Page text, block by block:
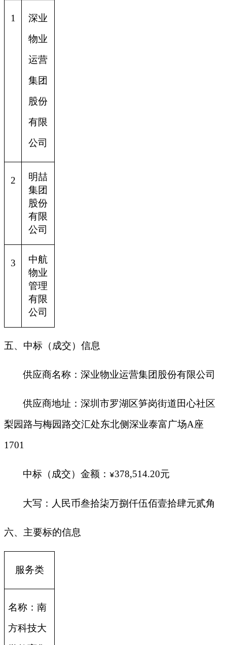
1
深业
物业
运营
集团
股份
有限
公司
2
明喆
集团
股份
有限
公司
3
中航
物业
管理
有限
公司
五、中标（成交）信息
供应商名称：深业物业运营集团股份有限公司
供应商地址：深圳市罗湖区笋岗街道田心社区
梨园路与梅园路交汇处东北侧深业泰富广场A座
1701
中标（成交）金额： ¥378,514.20元
大写：人民币叁拾柒万捌仟伍佰壹拾肆元贰角
六、主要标的信息
服务类
名称：南
方科技大